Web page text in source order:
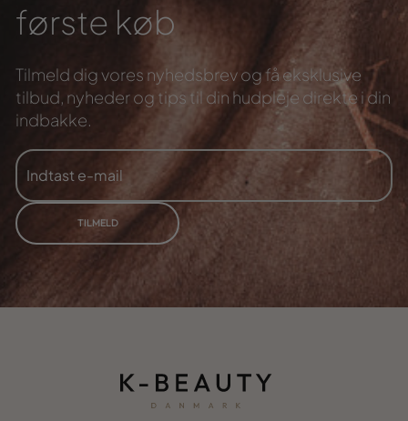
første køb
Tilmeld dig vores nyhedsbrev og få eksklusive
tilbud, nyheder og tips til din hudpleje direkte i din
indbakke.
INDTAST
E-
MAIL
TILMELD
TILMELD